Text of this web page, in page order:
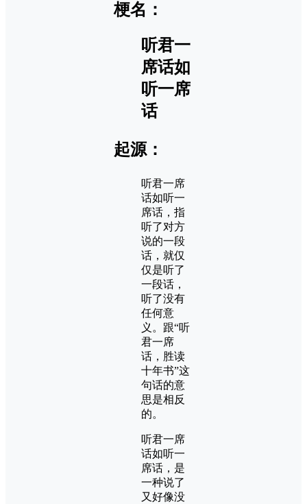
梗名：
听君一
席话如
听一席
话
起源：
听君一席
话如听一
席话，指
听了对方
说的一段
话，就仅
仅是听了
一段话，
听了没有
任何意
义。跟“听
君一席
话，胜读
十年书”这
句话的意
思是相反
的。
听君一席
话如听一
席话，是
一种说了
又好像没